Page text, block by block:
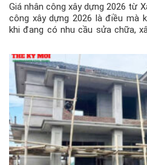
Giá nhân công xây dựng 2026 từ
công xây dựng 2026 là điều mà
khi đang có nhu cầu sửa chữa,
trong […]